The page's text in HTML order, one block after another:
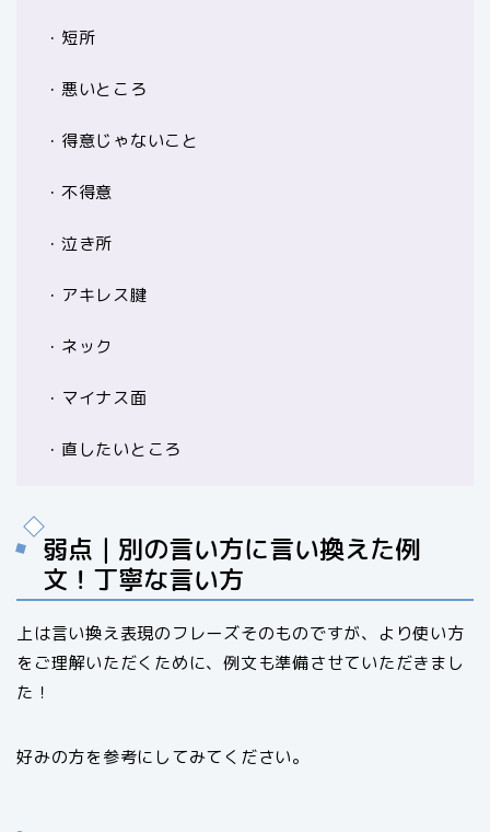
・短所
・悪いところ
・得意じゃないこと
・不得意
・泣き所
・アキレス腱
・ネック
・マイナス面
・直したいところ
弱点｜別の言い方に言い換えた例
文！丁寧な言い方
上は言い換え表現のフレーズそのものですが、より使い方
をご理解いただくために、例文も準備させていただきまし
た！
好みの方を参考にしてみてください。